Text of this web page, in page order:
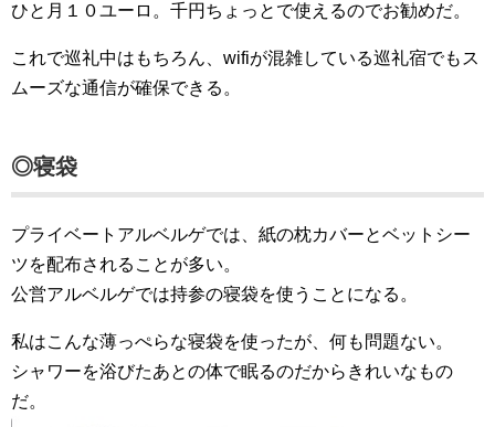
ひと月１０ユーロ。千円ちょっとで使えるのでお勧めだ。
これで巡礼中はもちろん、wifiが混雑している巡礼宿でもス
ムーズな通信が確保できる。
◎寝袋
プライベートアルベルゲでは、紙の枕カバーとベットシー
ツを配布されることが多い。
公営アルベルゲでは持参の寝袋を使うことになる。
私はこんな薄っぺらな寝袋を使ったが、何も問題ない。
シャワーを浴びたあとの体で眠るのだからきれいなもの
だ。